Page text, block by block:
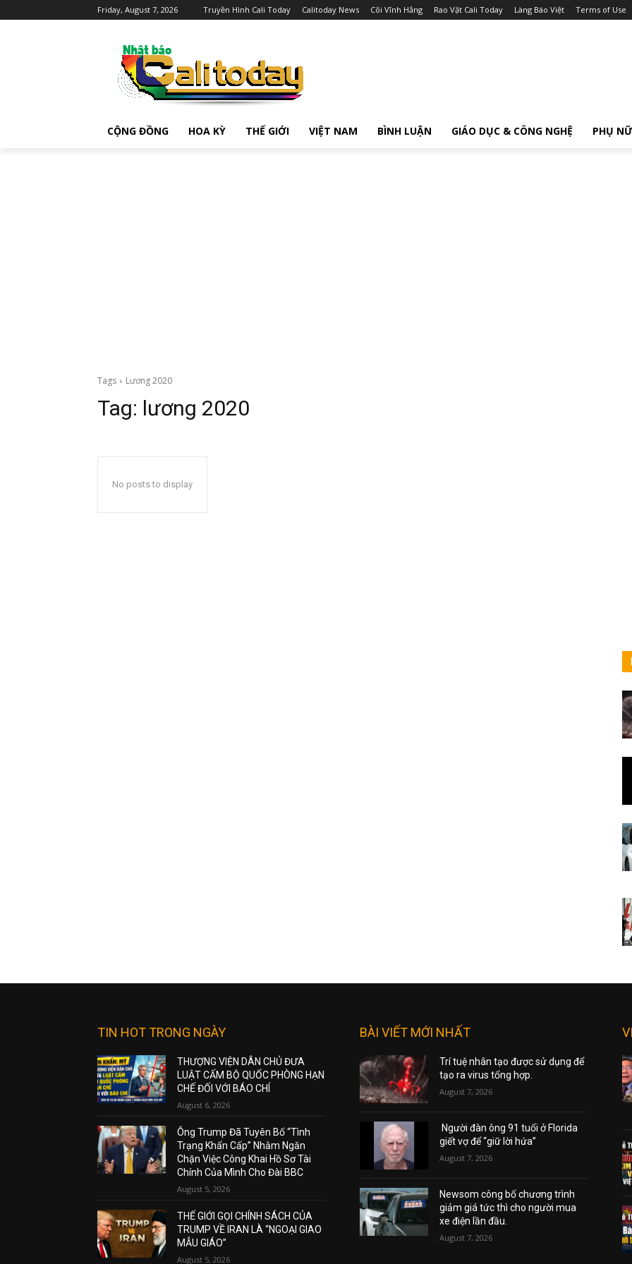
Friday, August 7, 2026 Truyền Hình Cali Today Calitoday News Cõi Vĩnh Hằng Rao Vặt Cali Today Làng Báo Việt Terms of Use
CỘNG ĐỒNG HOA KỲ THẾ GIỚI VIỆT NAM BÌNH LUẬN GIÁO DỤC & CÔNG NGHỆ PHỤ NỮ
Tags Lương 2020
Tag: lương 2020
No posts to display
TIN HOT TRONG NGÀY
THƯỢNG VIỆN DÂN CHỦ ĐƯA
LUẬT CẤM BỘ QUỐC PHÒNG HẠN
CHẾ ĐỐI VỚI BÁO CHÍ
August 6, 2026
Ông Trump Đã Tuyên Bố “Tình
Trạng Khẩn Cấp” Nhằm Ngăn
Chặn Việc Công Khai Hồ Sơ Tài
Chính Của Mình Cho Đài BBC
August 5, 2026
THẾ GIỚI GỌI CHÍNH SÁCH CỦA
TRUMP VỀ IRAN LÀ “NGOẠI GIAO
MẪU GIÁO”
August 5, 2026
BÀI VIẾT MỚI NHẤT
Trí tuệ nhân tạo được sử dụng để
tạo ra virus tổng hợp.
August 7, 2026
Người đàn ông 91 tuổi ở Florida
giết vợ để “giữ lời hứa”
August 7, 2026
Newsom công bố chương trình
giảm giá tức thì cho người mua
xe điện lần đầu.
August 7, 2026